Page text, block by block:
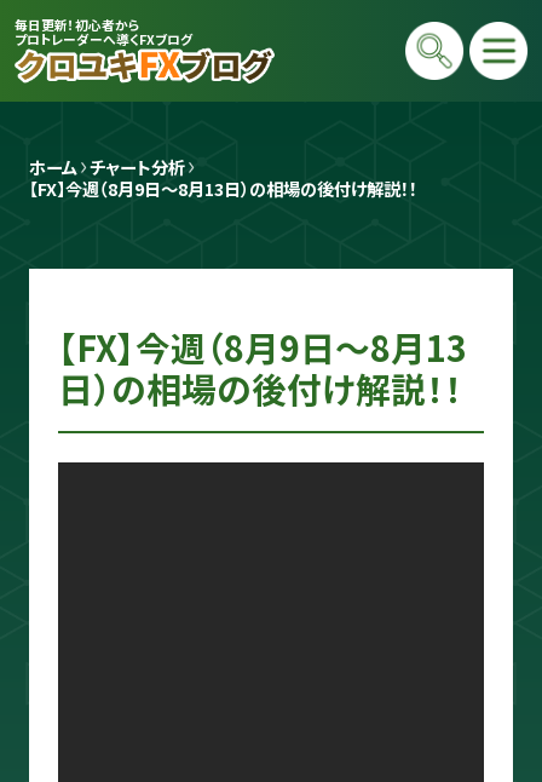
毎日更新！初心者から
プロトレーダーへ導くFXブログ
プロトレーダー
クロユキ
2020年にFXを開始し億トレ達成📈 現在
は毎日LIVEで初心者向けに「勝てる考え
ホーム チャート分析
【FX】今週（8月9日〜8月13日）の相場の後付け解説！！
【FX】今週（8月9日〜8月13
日）の相場の後付け解説！！